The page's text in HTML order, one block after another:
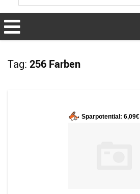
Tag: 256 Farben
Sparpotential: 6,09€